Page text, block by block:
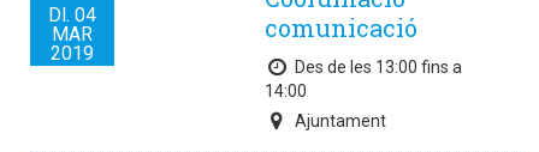
Dl. 04
MAR
2019
comunicació
Des de les 13:00 fins a
14:00
Ajuntament